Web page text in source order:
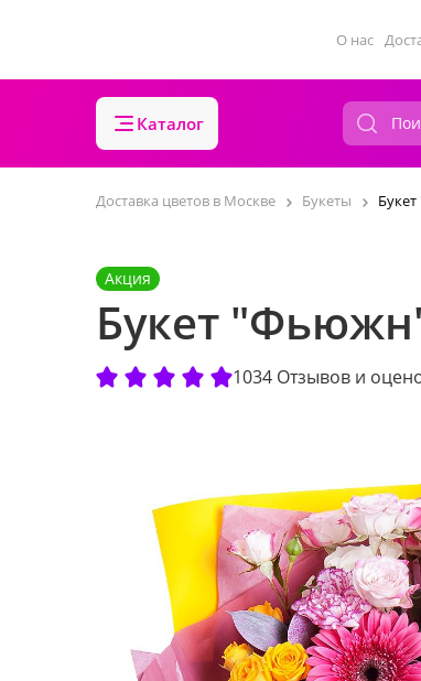
О нас
Каталог
Доставка цветов в Москве Букеты
Акция
Букет
1034 Отзывов и